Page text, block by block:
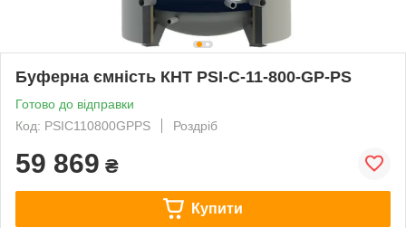
Буферна ємність КНТ PSІ-C-11-800-GP-PS
Готово до відправки
Код: PSІC110800GPPS
Роздріб
59 869 ₴
Купити